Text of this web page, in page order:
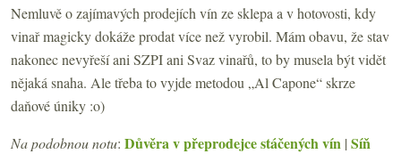
Nemluvě o zajímavých prodejích vín ze sklepa a v hotovosti, kdy
vinař magicky dokáže prodat více než vyrobil. Mám obavu, že stav
nakonec nevyřeší ani SZPI ani Svaz vinařů, to by musela být vidět
nějaká snaha. Ale třeba to vyjde metodou „Al Capone“ skrze
daňové úniky :o)
Na podobnou notu: Důvěra v přeprodejce stáčených vín | Síň